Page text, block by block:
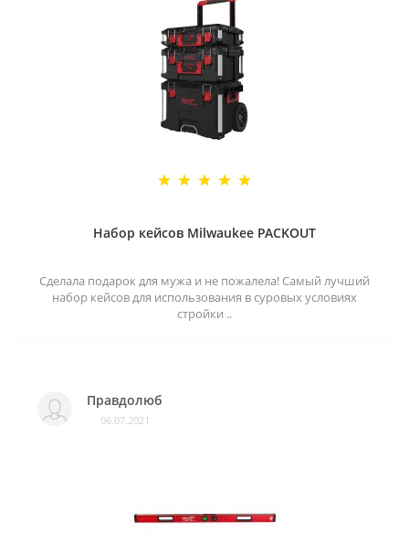
Набор кейсов Milwaukee PACKOUT
Сделала подарок для мужа и не пожалела! Самый лучший
набор кейсов для использования в суровых условиях
стройки ..
Правдолюб
06.07.2021